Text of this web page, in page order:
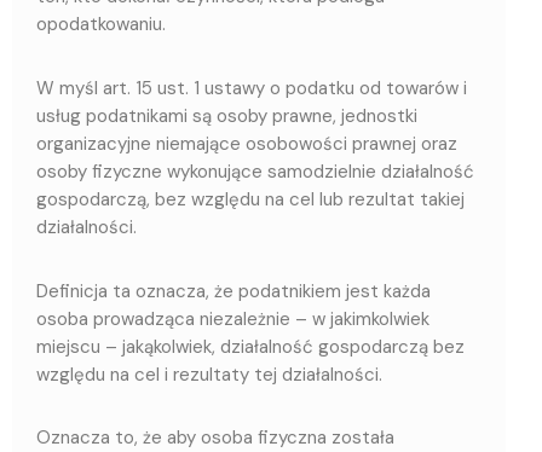
opodatkowaniu.
W myśl art. 15 ust. 1 ustawy o podatku od towarów i
usług podatnikami są osoby prawne, jednostki
organizacyjne niemające osobowości prawnej oraz
osoby fizyczne wykonujące samodzielnie działalność
gospodarczą, bez względu na cel lub rezultat takiej
działalności.
Definicja ta oznacza, że podatnikiem jest każda
osoba prowadząca niezależnie – w jakimkolwiek
miejscu – jakąkolwiek, działalność gospodarczą bez
względu na cel i rezultaty tej działalności.
Oznacza to, że aby osoba fizyczna została